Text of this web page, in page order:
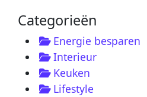
Categorieën
Energie besparen
Interieur
Keuken
Lifestyle